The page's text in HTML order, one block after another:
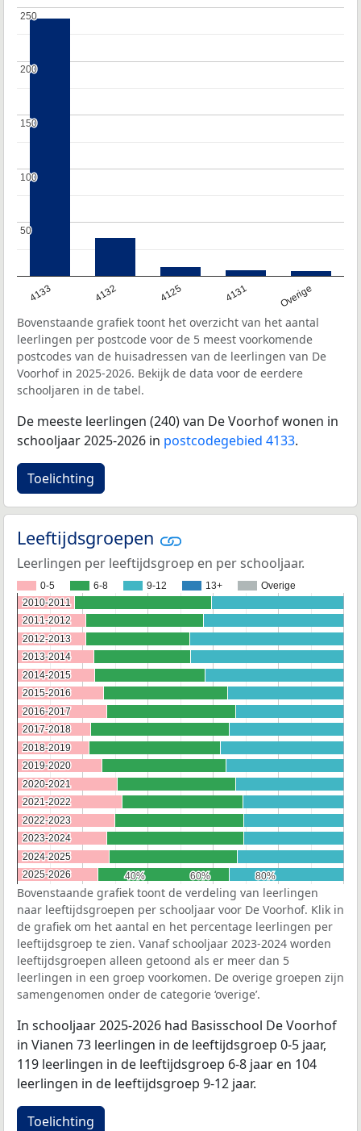
4133 4132 4125 4131 Overige
50
50
100
100
150
150
200
200
250
250
Bovenstaande grafiek toont het overzicht van het aantal
leerlingen per postcode voor de 5 meest voorkomende
postcodes van de huisadressen van de leerlingen van De
Voorhof in 2025-2026. Bekijk de data voor de eerdere
schooljaren in de tabel.
De meeste leerlingen (240) van De Voorhof wonen in
schooljaar 2025-2026 in postcodegebied 4133.
Toelichting
Leeftijdsgroepen
Leerlingen per leeftijdsgroep en per schooljaar.
0-5 6-8 9-12 13+ Overige
40%
40% 60%
60% 80%
80%
2010-2011
2010-2011
2011-2012
2011-2012
2012-2013
2012-2013
2013-2014
2013-2014
2014-2015
2014-2015
2015-2016
2015-2016
2016-2017
2016-2017
2017-2018
2017-2018
2018-2019
2018-2019
2019-2020
2019-2020
2020-2021
2020-2021
2021-2022
2021-2022
2022-2023
2022-2023
2023-2024
2023-2024
2024-2025
2024-2025
2025-2026
2025-2026
Bovenstaande grafiek toont de verdeling van leerlingen
naar leeftijdsgroepen per schooljaar voor De Voorhof. Klik in
de grafiek om het aantal en het percentage leerlingen per
leeftijdsgroep te zien. Vanaf schooljaar 2023-2024 worden
leeftijdsgroepen alleen getoond als er meer dan 5
leerlingen in een groep voorkomen. De overige groepen zijn
samengenomen onder de categorie ‘overige’.
In schooljaar 2025-2026 had Basisschool De Voorhof
in Vianen 73 leerlingen in de leeftijdsgroep 0-5 jaar,
119 leerlingen in de leeftijdsgroep 6-8 jaar en 104
leerlingen in de leeftijdsgroep 9-12 jaar.
Toelichting